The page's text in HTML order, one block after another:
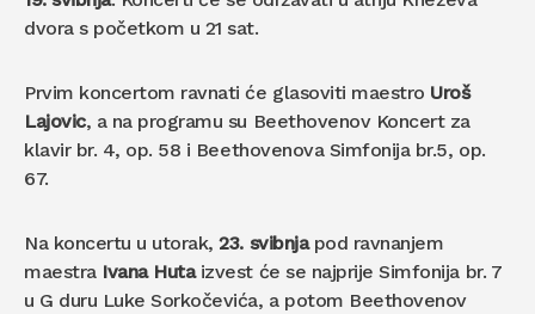
dvora s početkom u 21 sat.
Prvim koncertom ravnati će glasoviti maestro Uroš
Lajovic, a na programu su Beethovenov Koncert za
klavir br. 4, op. 58 i Beethovenova Simfonija br.5, op.
67.
Na koncertu u utorak,23. svibnja pod ravnanjem
maestra Ivana Hutaizvest će se najprije Simfonija br. 7
u G duru Luke Sorkočevića, a potom Beethovenov